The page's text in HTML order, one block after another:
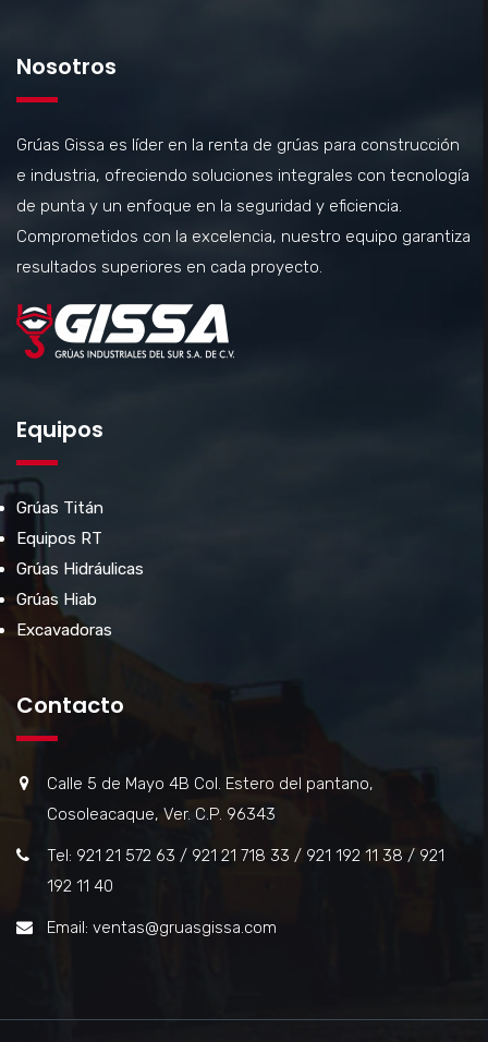
Nosotros
Grúas Gissa es líder en la renta de grúas para construcción
e industria, ofreciendo soluciones integrales con tecnología
de punta y un enfoque en la seguridad y eficiencia.
Comprometidos con la excelencia, nuestro equipo garantiza
resultados superiores en cada proyecto.
Equipos
Grúas Titán
Equipos RT
Grúas Hidráulicas
Grúas Hiab
Excavadoras
Contacto
Calle 5 de Mayo 4B Col. Estero del pantano,
Cosoleacaque, Ver. C.P. 96343
Tel: 921 21 572 63 / 921 21 718 33 / 921 192 11 38 / 921
192 11 40
Email: ventas@gruasgissa.com